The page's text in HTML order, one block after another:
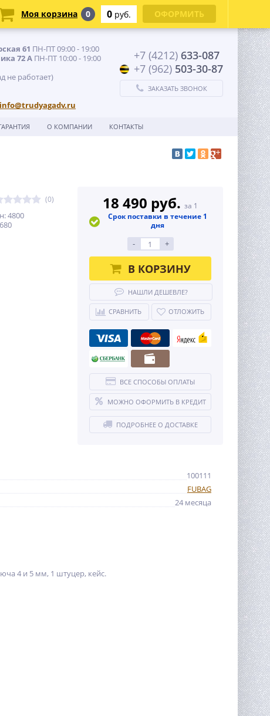
61 ПН-ПТ 09:00 - 19:00
72 А ПН-ПТ 10:00 - 19:00
не работает)
info@trudyagadv.ru
+7 (4212) 633-087
+7 (962) 503-30-87
ЗАКАЗАТЬ ЗВОНОК
О КОМПАНИИ КОНТАКТЫ
(0)
4800
18 490 руб. за 1
Срок поставки в течение 1
дня
- +
В КОРЗИНУ
НАШЛИ ДЕШЕВЛЕ?
СРАВНИТЬ ОТЛОЖИТЬ
ВСЕ СПОСОБЫ ОПЛАТЫ
МОЖНО ОФОРМИТЬ В КРЕДИТ
ПОДРОБНЕЕ О ДОСТАВКЕ
100111
FUBAG
24 месяца
4 и 5 мм, 1 штуцер, кейс.
Моя корзина 0 0 руб. ОФОРМИТЬ